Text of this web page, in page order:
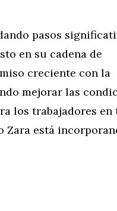
pasos
en su cadena de
creciente con la
mejorar las
los trabajadores en
Zara está